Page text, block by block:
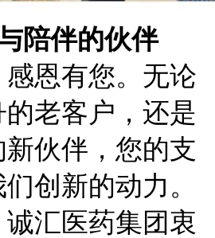
陪伴的伙伴
恩有您。无论
老客户，还是
伙伴，您的支
创新的动力。
汇医药集团衷